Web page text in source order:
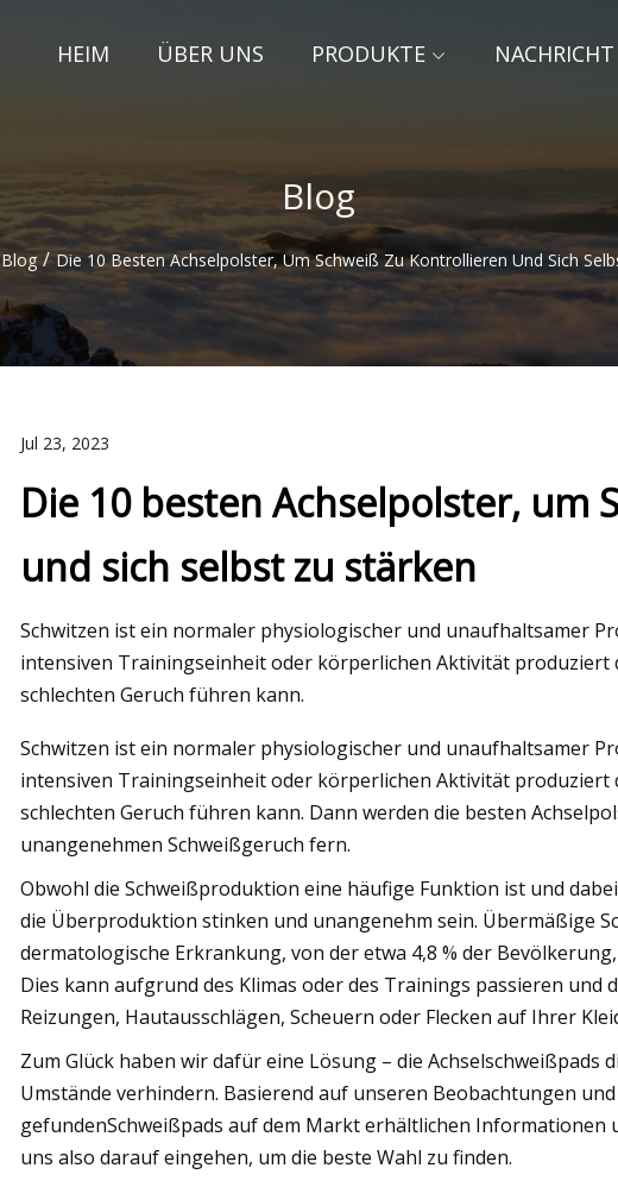
HEIM ÜBER UNS PRODUKTE NACHRICHT
Blog
Blog / Die 10 Besten Achselpolster, Um Schweiß Zu Kontrollieren Und Sich
May 26, 2023
Die 10 besten Windeln für Hunde: Vom
Töpfchentraining bis zum Seniorenjahr
Jul 23, 2023
Die 10 besten Achselpolster, um
und sich selbst zu stärken
Schwitzen ist ein normaler physiologischer und unaufhaltsamer
intensiven Trainingseinheit oder körperlichen Aktivität produziert
schlechten Geruch führen kann.
Schwitzen ist ein normaler physiologischer und unaufhaltsamer
intensiven Trainingseinheit oder körperlichen Aktivität produziert
schlechten Geruch führen kann. Dann werden die besten
unangenehmen Schweißgeruch fern.
Obwohl die Schweißproduktion eine häufige Funktion ist und
die Überproduktion stinken und unangenehm sein. Übermäßige
dermatologische Erkrankung, von der etwa 4,8 % der
Dies kann aufgrund des Klimas oder des Trainings passieren
Reizungen, Hautausschlägen, Scheuern oder Flecken auf Ihrer
Zum Glück haben wir dafür eine Lösung – die Achselschweißpads
Umstände verhindern. Basierend auf unseren Beobachtungen
gefundenSchweißpads auf dem Markt erhältlichen Informationen
uns also darauf eingehen, um die beste Wahl zu finden.